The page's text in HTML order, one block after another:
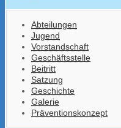
Abteilungen
Jugend
Vorstandschaft
Geschäftsstelle
Beitritt
Satzung
Geschichte
Galerie
Präventionskonzept